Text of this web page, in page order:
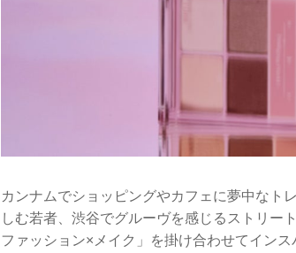
カンナムでショッピングやカフェに夢中なト
しむ若者、渋谷でグルーヴを感じるストリー
ファッション×メイク」を掛け合わせてイン